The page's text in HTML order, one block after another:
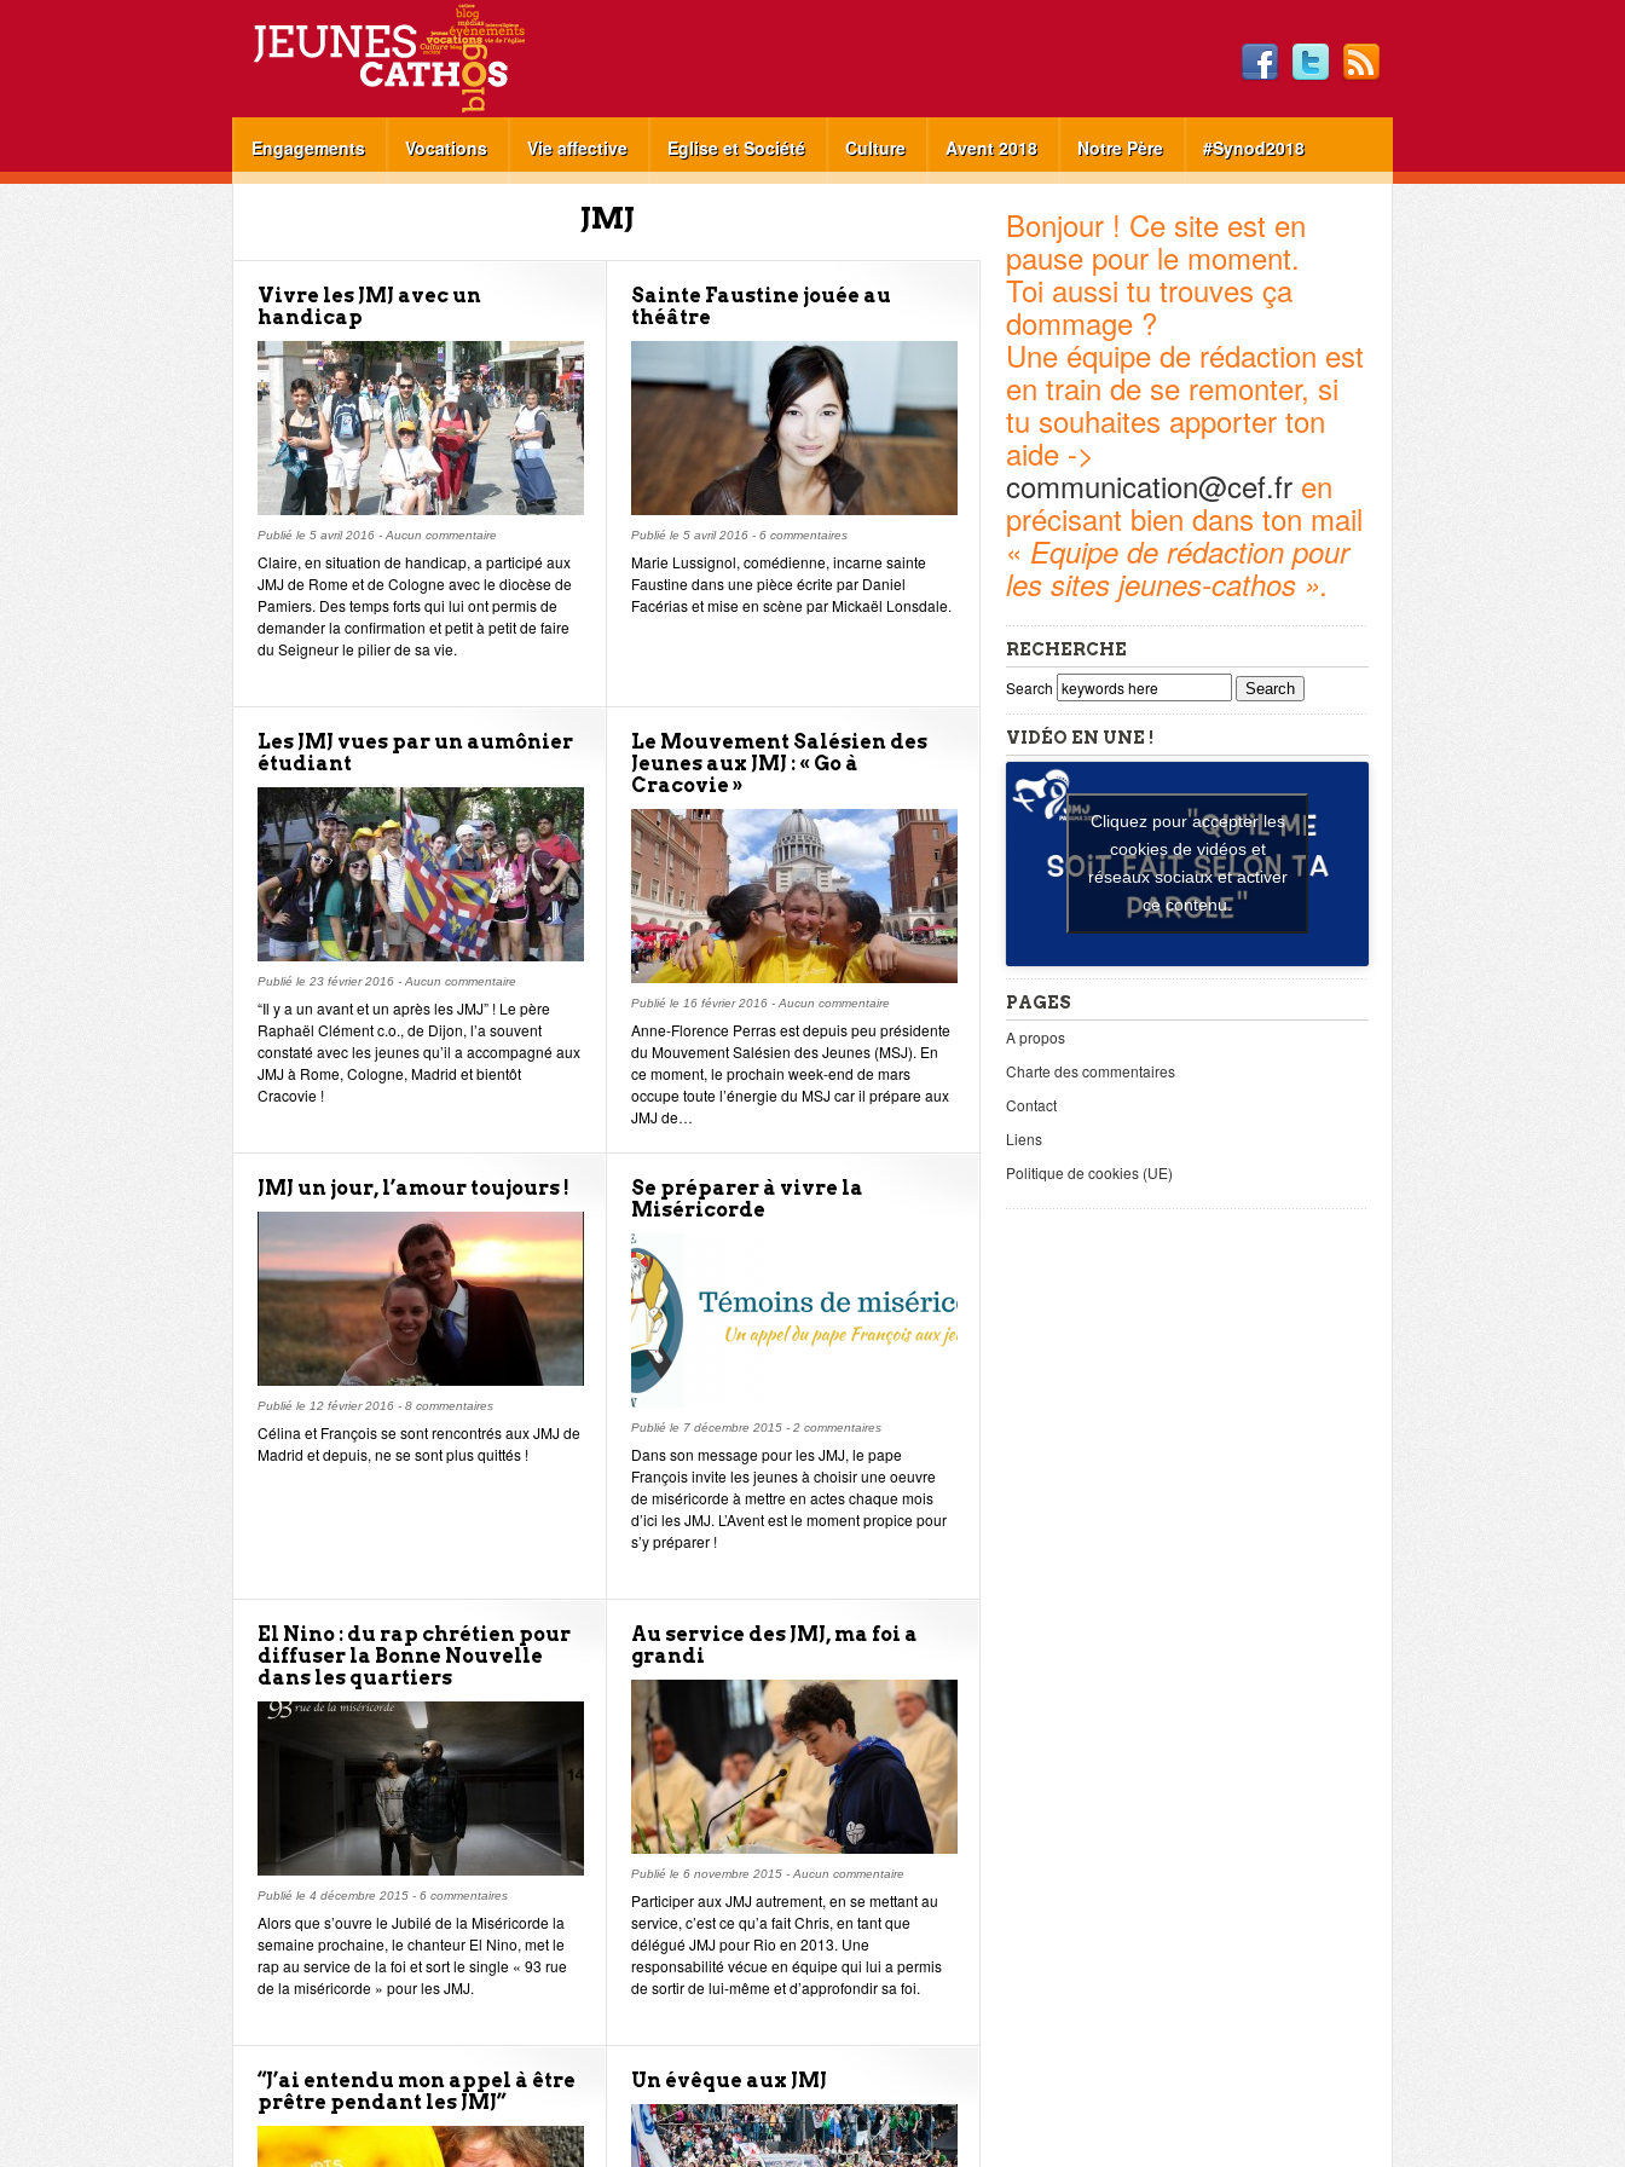
Engagements Vocations Vie affective Eglise et Société Culture Avent 2018 Notre Père #Synod2018
JMJ
Vivre les JMJ avec un
handicap
Publié le 5 avril 2016 - Aucun commentaire
Claire, en situation de handicap, a participé aux
JMJ de Rome et de Cologne avec le diocèse de
Pamiers. Des temps forts qui lui ont permis de
demander la confirmation et petit à petit de faire
du Seigneur le pilier de sa vie.
Sainte Faustine jouée au
théâtre
Publié le 5 avril 2016 - 6 commentaires
Marie Lussignol, comédienne, incarne sainte
Faustine dans une pièce écrite par Daniel
Facérias et mise en scène par Mickaël Lonsdale.
Les JMJ vues par un aumônier
étudiant
Publié le 23 février 2016 - Aucun commentaire
“Il y a un avant et un après les JMJ” ! Le père
Raphaël Clément c.o., de Dijon, l’a souvent
constaté avec les jeunes qu’il a accompagné aux
JMJ à Rome, Cologne, Madrid et bientôt
Cracovie !
Le Mouvement Salésien des
Jeunes aux JMJ : « Go à
Cracovie »
Publié le 16 février 2016 - Aucun commentaire
Anne-Florence Perras est depuis peu présidente
du Mouvement Salésien des Jeunes (MSJ). En
ce moment, le prochain week-end de mars
occupe toute l’énergie du MSJ car il prépare aux
JMJ de…
JMJ un jour, l’amour toujours !
Publié le 12 février 2016 - 8 commentaires
Célina et François se sont rencontrés aux JMJ de
Madrid et depuis, ne se sont plus quittés !
Se préparer à vivre la
Miséricorde
Publié le 7 décembre 2015 - 2 commentaires
Dans son message pour les JMJ, le pape
François invite les jeunes à choisir une oeuvre
de miséricorde à mettre en actes chaque mois
d’ici les JMJ. L’Avent est le moment propice pour
s’y préparer !
El Nino : du rap chrétien pour
diffuser la Bonne Nouvelle
dans les quartiers
Publié le 4 décembre 2015 - 6 commentaires
Alors que s’ouvre le Jubilé de la Miséricorde la
semaine prochaine, le chanteur El Nino, met le
rap au service de la foi et sort le single « 93 rue
de la miséricorde » pour les JMJ.
Au service des JMJ, ma foi a
grandi
Publié le 6 novembre 2015 - Aucun commentaire
Participer aux JMJ autrement, en se mettant au
service, c’est ce qu’a fait Chris, en tant que
délégué JMJ pour Rio en 2013. Une
responsabilité vécue en équipe qui lui a permis
de sortir de lui-même et d’approfondir sa foi.
“J’ai entendu mon appel à être
prêtre pendant les JMJ”
Un évêque aux JMJ
Bonjour ! Ce site est en
pause pour le moment.
Toi aussi tu trouves ça
dommage ?
Une équipe de rédaction est
en train de se remonter, si
tu souhaites apporter ton
aide ->
communication@cef.fr en
précisant bien dans ton mail
« Equipe de rédaction pour
les sites jeunes-cathos ».
RECHERCHE
Search Search
VIDÉO EN UNE !
Cliquez pour accepter les
cookies de vidéos et
réseaux sociaux et activer
ce contenu.
PAGES
A propos
Charte des commentaires
Contact
Liens
Politique de cookies (UE)